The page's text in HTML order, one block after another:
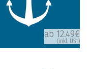
ab 12.49€
(inkl. USt)